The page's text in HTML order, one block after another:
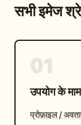
सभी इमेज
उपयोग के
प्रोफ़ाइल /